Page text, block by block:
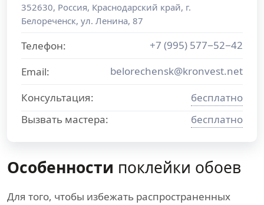
Особенности поклейки обоев
Для того, чтобы избежать распространенных
352630, Россия, Краснодарский край, г.
Белореченск, ул. Ленина, 87
Телефон:
+7 (995) 577−52−42
Email:
belorechensk@kronvest.net
Консультация:
бесплатно
Вызвать мастера:
бесплатно